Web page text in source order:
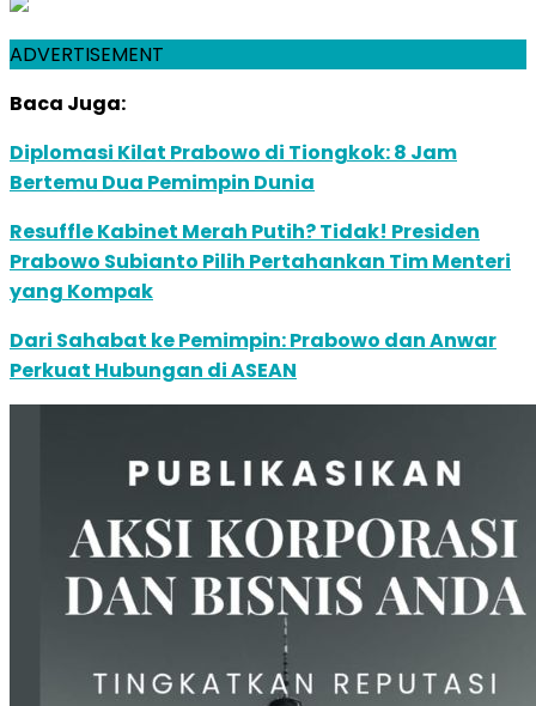
ADVERTISEMENT
Baca Juga:
Diplomasi Kilat Prabowo di Tiongkok: 8 Jam
Bertemu Dua Pemimpin Dunia
Resuffle Kabinet Merah Putih? Tidak! Presiden
Prabowo Subianto Pilih Pertahankan Tim Menteri
yang Kompak
Dari Sahabat ke Pemimpin: Prabowo dan Anwar
Perkuat Hubungan di ASEAN